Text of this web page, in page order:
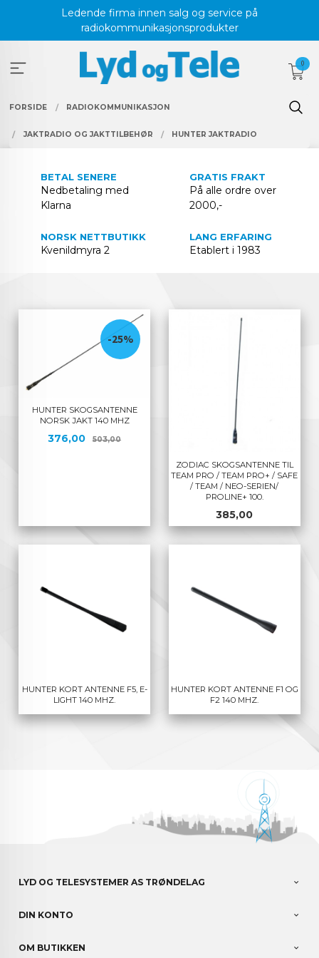
Ledende firma innen salg og service på
radiokommunikasjonsprodukter
0
FORSIDE RADIOKOMMUNIKASJON
JAKTRADIO OG JAKTTILBEHØR HUNTER JAKTRADIO
BETAL SENERE
Nedbetaling med
Klarna
GRATIS FRAKT
På alle ordre over
2000,-
NORSK NETTBUTIKK
Kvenildmyra 2
LANG ERFARING
Etablert i 1983
HUNTER SKOGSANTENNE
NORSK JAKT 140 MHZ
Tilbud
376,00 503,00Rabatt
-25%
ZODIAC SKOGSANTENNE TIL
TEAM PRO / TEAM PRO+ / SAFE
/ TEAM / NEO-SERIEN/
PROLINE+ 100.
Pris
385,00
HUNTER KORT ANTENNE F5, E-
LIGHT 140 MHZ.
HUNTER KORT ANTENNE F1 OG
F2 140 MHZ.
LYD OG TELESYSTEMER AS TRØNDELAG
DIN KONTO
OM BUTIKKEN